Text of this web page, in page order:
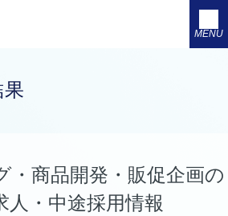
MENU
・商品開発・販促企画の
人・中途採用情報